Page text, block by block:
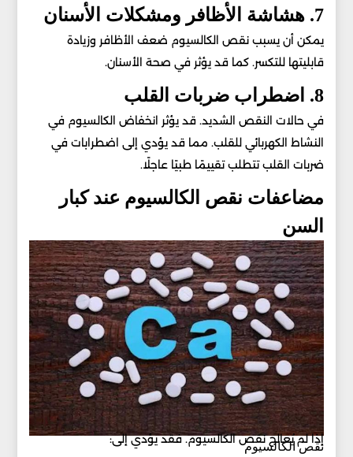
7. هشاشة الأظافر ومشكلات الأسنان
يمكن أن يسبب نقص الكالسيوم ضعف الأظافر وزيادة
قابليتها للتكسر. كما قد يؤثر في صحة الأسنان.
8. اضطراب ضربات القلب
في حالات النقص الشديد. قد يؤثر انخفاض الكالسيوم في
النشاط الكهربائي للقلب. مما قد يؤدي إلى اضطرابات في
ضربات القلب تتطلب تقييمًا طبيًا عاجلًا.
مضاعفات نقص الكالسيوم عند كبار
السن
نقص الكالسيوم
إذا لم يُعالج نقص الكالسيوم. فقد يؤدي إلى: